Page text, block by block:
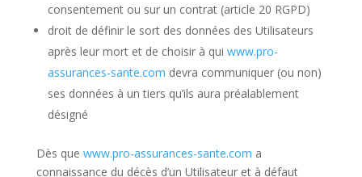
consentement ou sur un contrat (article 20 RGPD)
droit de définir le sort des données des Utilisateurs
après leur mort et de choisir à qui www.pro-
assurances-sante.com devra communiquer (ou non)
ses données à un tiers qu’ils aura préalablement
désigné
Dès que www.pro-assurances-sante.com a
connaissance du décès d’un Utilisateur et à défaut